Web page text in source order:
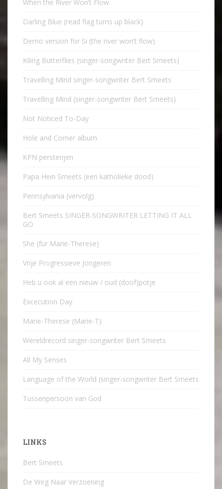
When the River Won’t Flow
Darling Blue (read flag turns up black)
Demo version for Si (the river won’t flow)
Kiling Butterflies (singer-songwriter Bert Smeets)
Travelling Mind singer-songwriter Bert Smeets
Travelling Mind (singer-songwriter Bert Smeets)
Not Noticed To-Day
Hole and Corner album
KPN persterijen
Papa Hein Smeets (een katholieke dood)
Pennsylvania (vervolg)
Bert Smeets SINGER-SONGWRITER LETTING IT ALL
GO
She (für Marie-Therese)
Vrije Progressieve Jongeren
Heb u ook al een nieuw / oud (doof)potje
Excecution Day
Marie-Therese (Marie-T)
Wereldrecord singer-songwriter Bert Smeets
All My Senses
Language of the World (singer-songwriter Bert Smeets
Tussenpersoon van God
LINKS
Bert Smeets
De Weg Naar Verzoening